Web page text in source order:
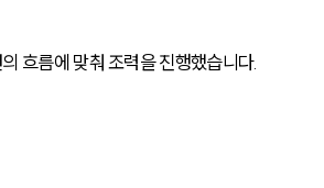
흐름에 맞춰 조력을 진행했습니다.